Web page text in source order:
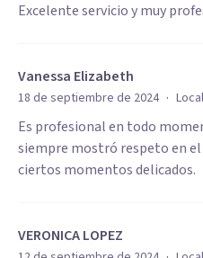
Excelente servicio y muy
Vanessa Elizabeth
18 de septiembre de 2024 ·
Es profesional en todo
siempre mostró respeto en
ciertos momentos delicados.
VERONICA LOPEZ